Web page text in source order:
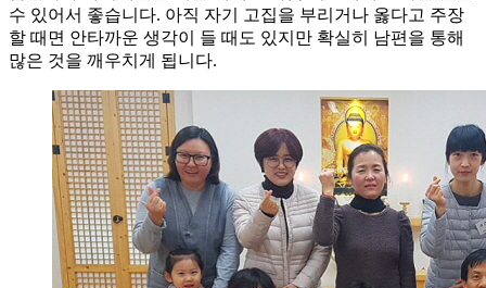
수 있어서 좋습니다. 아직 자기 고집을 부리거나 옳다고 주장
할 때면 안타까운 생각이 들 때도 있지만 확실히 남편을 통해
많은 것을 깨우치게 됩니다.